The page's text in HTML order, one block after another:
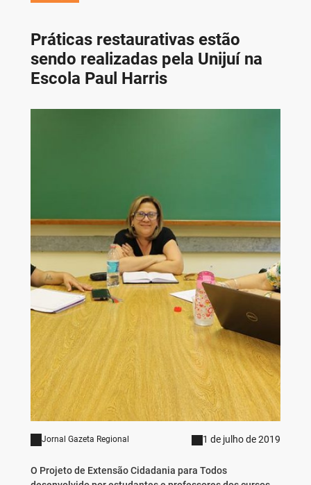
Práticas restaurativas estão
sendo realizadas pela Unijuí na
Escola Paul Harris
Jornal Gazeta Regional 1 de julho de 2019
O Projeto de Extensão Cidadania para Todos